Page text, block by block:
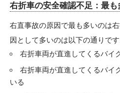
右折車の安全確認不足：最も
右直事故の原因で最も多いのは
因として多いのは以下の通りです
右折車両が直進してくるバイ
右折車両が直進してくるバイ
いる